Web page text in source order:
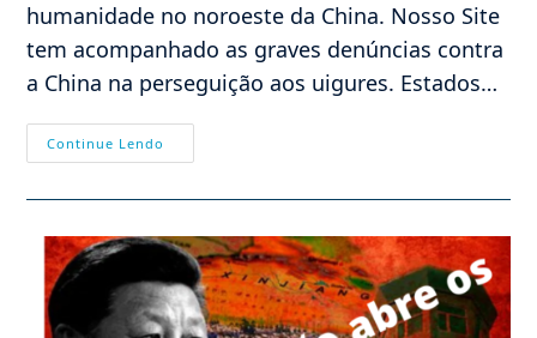
humanidade no noroeste da China. Nosso Site
tem acompanhado as graves denúncias contra
a China na perseguição aos uigures. Estados…
Continue Lendo
No
Dos
Uigur
Julgará
Denúncias
Contra
A
China